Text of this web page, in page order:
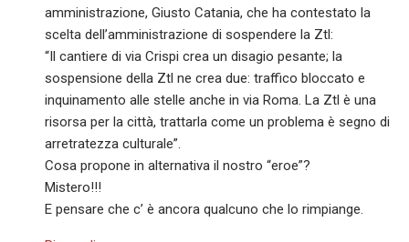
amministrazione, Giusto Catania, che ha contestato la
scelta dell’amministrazione di sospendere la Ztl:
“Il cantiere di via Crispi crea un disagio pesante; la
sospensione della Ztl ne crea due: traffico bloccato e
inquinamento alle stelle anche in via Roma. La Ztl è una
risorsa per la città, trattarla come un problema è segno di
arretratezza culturale”.
Cosa propone in alternativa il nostro “eroe”?
Mistero!!!
E pensare che c’ è ancora qualcuno che lo rimpiange.